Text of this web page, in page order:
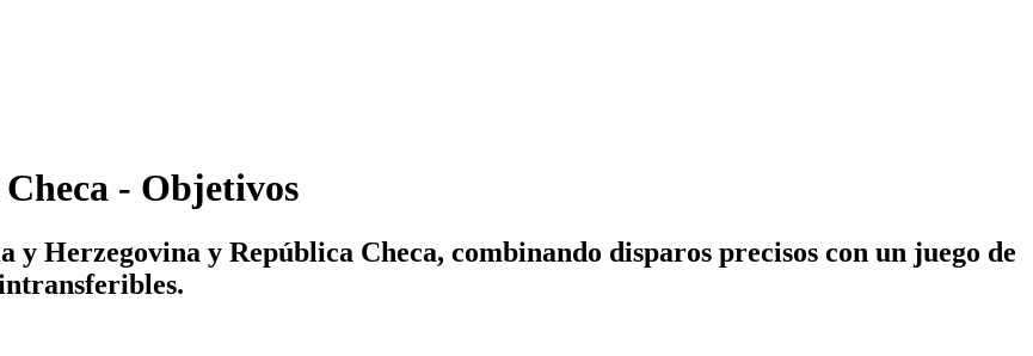
- Objetivos
y Herzegovina y República Checa, combinando disparos precisos con un juego de